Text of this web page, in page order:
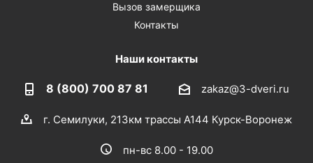
Вызов замерщика
Контакты
Наши контакты
8 (800) 700 87 81 zakaz@3-dveri.ru
г. Семилуки, 213км трассы А144 Курск-Воронеж
пн-вс 8.00 - 19.00